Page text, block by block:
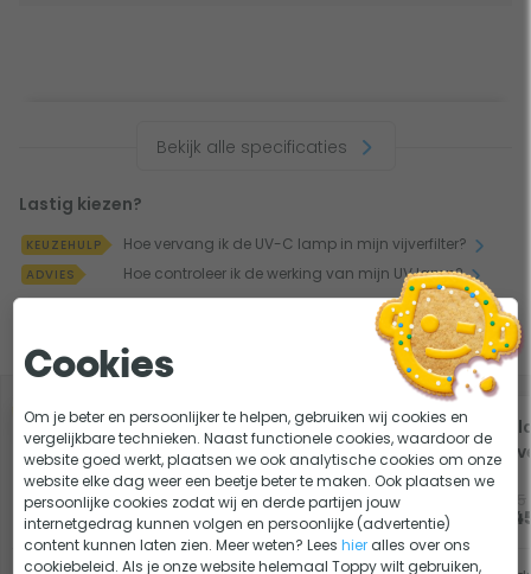
Bekijk alle specificaties
Lastig kiezen?
KEUZEHULP Hoe vervang ik de UV-C lamp in mijn vijverfilter?
ADVIES Hoe controleer ik de werking van mijn UV lamp?
Slim combineren
-5%
Oase PumpClean -
500ml
17,95
17,05 Op voorraad
-5%
Cookies
Om je beter en persoonlijker te helpen, gebruiken wij cookies en
vergelijkbare technieken. Naast functionele cookies, waardoor de
website goed werkt, plaatsen we ook analytische cookies om onze
website elke dag weer een beetje beter te maken. Ook plaatsen we
persoonlijke cookies zodat wij en derde partijen jouw
internetgedrag kunnen volgen en persoonlijke (advertentie)
content kunnen laten zien. Meer weten? Leeshier alles over ons
cookiebeleid. Als je onze website helemaal Toppy wilt gebruiken,